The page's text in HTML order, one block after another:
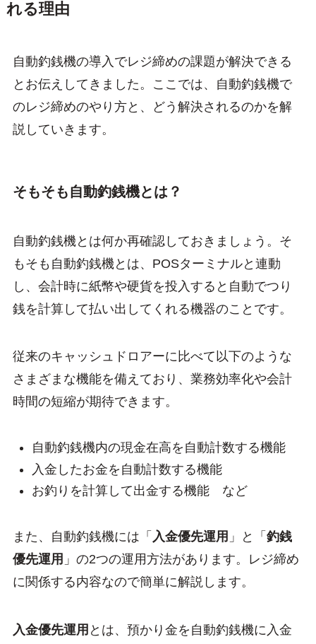
れる理由
自動釣銭機の導入でレジ締めの課題が解決できる
とお伝えしてきました。ここでは、自動釣銭機で
のレジ締めのやり方と、どう解決されるのかを解
説していきます。
そもそも自動釣銭機とは？
自動釣銭機とは何か再確認しておきましょう。そ
もそも自動釣銭機とは、POSターミナルと連動
し、会計時に紙幣や硬貨を投入すると自動でつり
銭を計算して払い出してくれる機器のことです。
従来のキャッシュドロアーに比べて以下のような
さまざまな機能を備えており、業務効率化や会計
時間の短縮が期待できます。
自動釣銭機内の現金在高を自動計数する機能
入金したお金を自動計数する機能
お釣りを計算して出金する機能 など
また、自動釣銭機には「 入金優先運用 」と「 釣銭
優先運用 」の2つの運用方法があります。レジ締め
に関係する内容なので簡単に解説します。
入金優先運用 とは、預かり金を自動釣銭機に入金